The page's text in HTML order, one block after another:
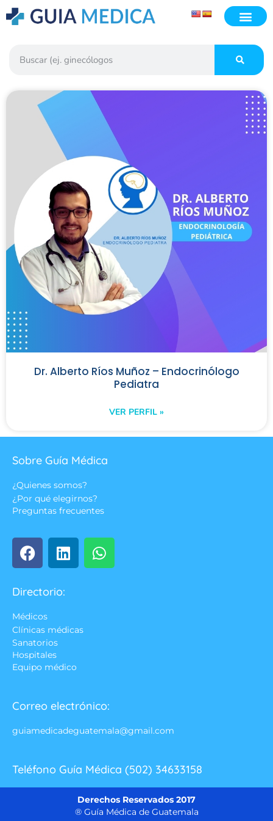
Dr. Alberto Ríos Muñoz – Endocrinólogo
Pediatra
VER PERFIL »
Sobre Guía Médica
¿Quienes somos?
¿Por qué elegirnos?
Preguntas frecuentes
Directorio:
Médicos
Clínicas médicas
Sanatorios
Hospitales
Equipo médico
Correo electrónico:
guiamedicadeguatemala@gmail.com
Teléfono Guía Médica (502) 34633158
Derechos Reservados 2017
® Guía Médica de Guatemala